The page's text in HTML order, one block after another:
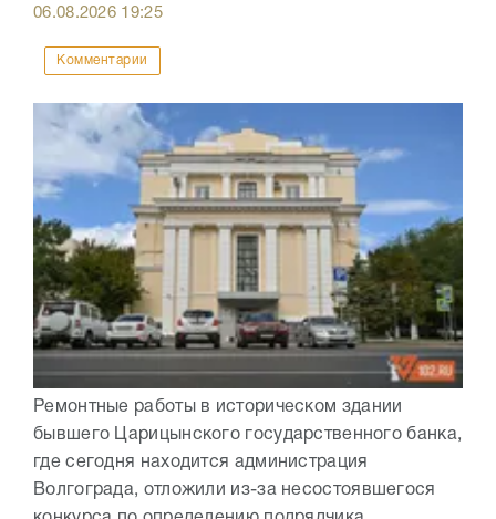
06.08.2026 19:25
Комментарии
Ремонтные работы в историческом здании
бывшего Царицынского государственного банка,
где сегодня находится администрация
Волгограда, отложили из-за несостоявшегося